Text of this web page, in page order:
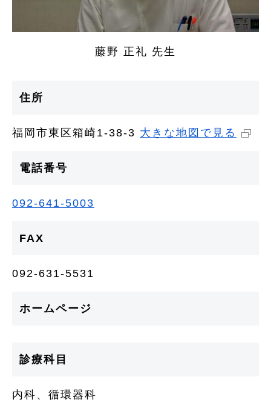
藤野 正礼 先生
住所
福岡市東区箱崎1-38-3 大きな地図で見る
電話番号
092-641-5003
FAX
092-631-5531
ホームページ
診療科目
内科、循環器科